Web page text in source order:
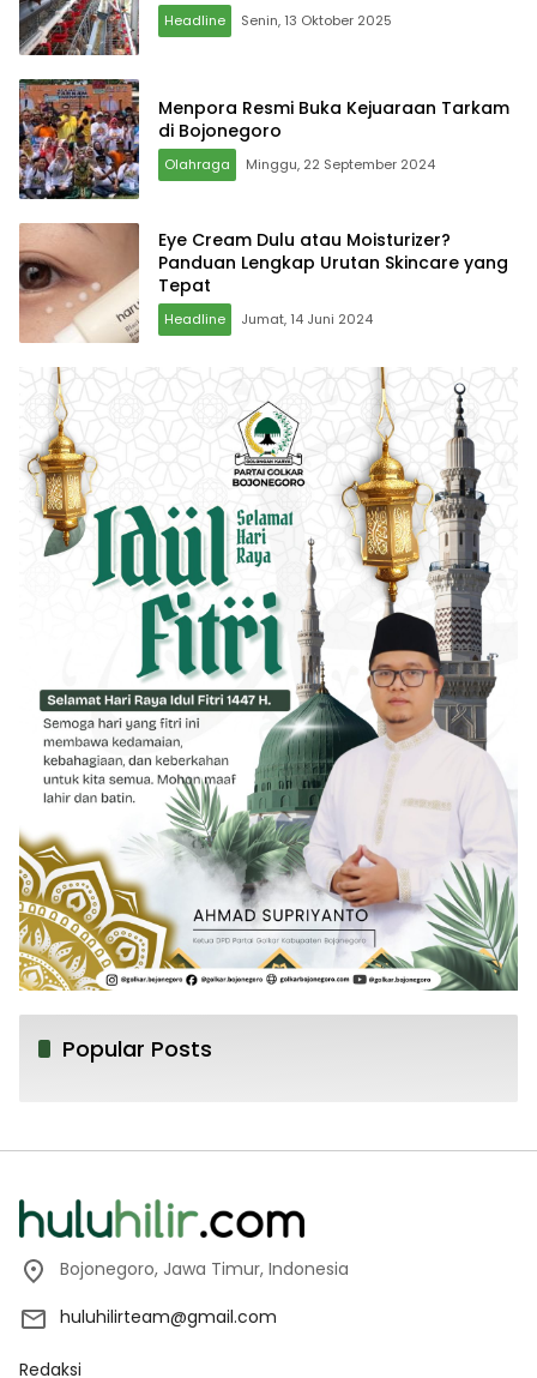
Headline Senin, 13 Oktober 2025
Menpora Resmi Buka Kejuaraan Tarkam
di Bojonegoro
Olahraga Minggu, 22 September 2024
Eye Cream Dulu atau Moisturizer?
Panduan Lengkap Urutan Skincare yang
Tepat
Headline Jumat, 14 Juni 2024
Popular Posts
Bojonegoro, Jawa Timur, Indonesia
huluhilirteam@gmail.com
Redaksi